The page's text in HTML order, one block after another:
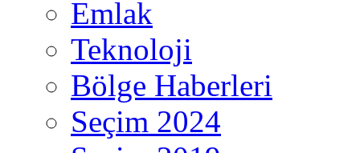
Emlak
Teknoloji
Bölge Haberleri
Seçim 2024